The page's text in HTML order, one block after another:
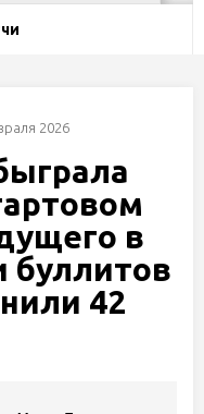
2026
в
буллитов
42